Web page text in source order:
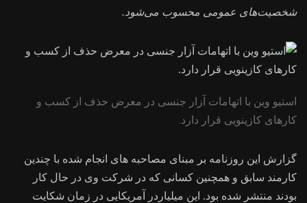
شخصیت‌های عمومی محسوب می‌شود.
استیو وین با اتهامات آزار جنسی در معرض حذف از کسب و
کارهای کازینویی قرار دارد.
گزارش این روزنامه بر مبنای مصاحبه های انجام شده با چندین
کارمند سابق و همچنین کسانی که در شرکت وی در حال کار
بودند منتشر شده بود. این میلیاردر آمریکایی در زمان شکایت